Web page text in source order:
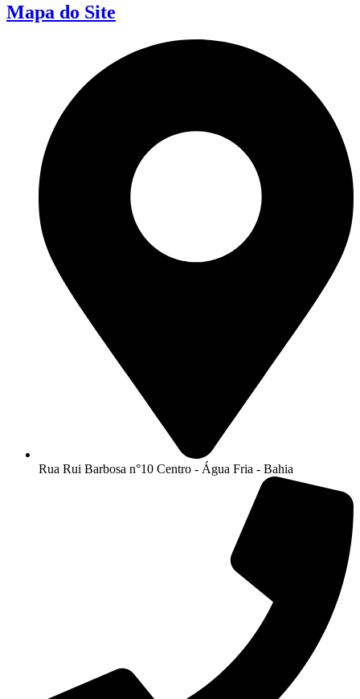
Mapa do Site
Rua Rui Barbosa n°10 Centro - Água Fria - Bahia